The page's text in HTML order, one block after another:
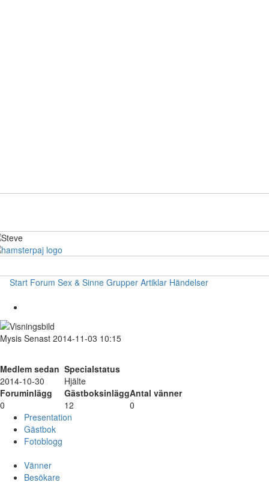
Start Forum Sex & Sinne Grupper Artiklar Händelser
Mysis Senast 2014-11-03 10:15
Medlem sedan Specialstatus
2014-10-30
Hjälte
Foruminlägg
GästboksinläggAntal vänner
0
12
0
Presentation
Gästbok
Fotoblogg
Vänner
Besökare